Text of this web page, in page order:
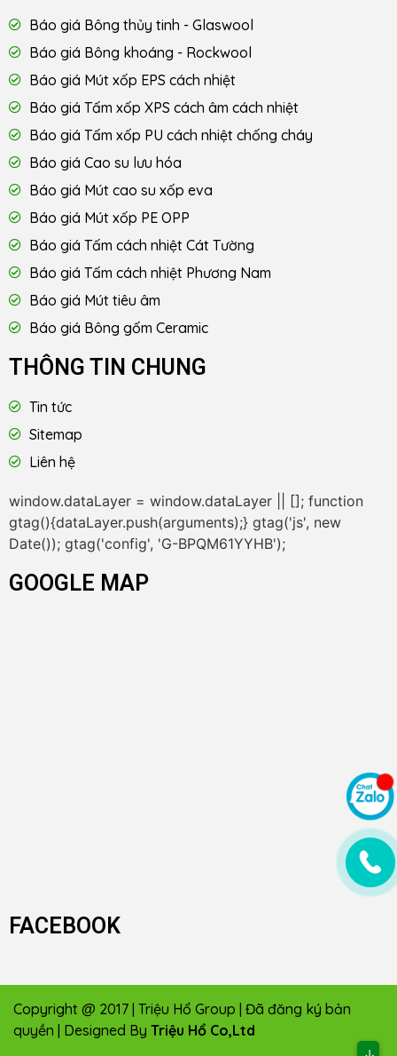
Báo giá Bông thủy tinh - Glaswool
Báo giá Bông khoáng - Rockwool
Báo giá Mút xốp EPS cách nhiệt
Báo giá Tấm xốp XPS cách âm cách nhiệt
Báo giá Tấm xốp PU cách nhiệt chống cháy
Báo giá Cao su lưu hóa
Báo giá Mút cao su xốp eva
Báo giá Mút xốp PE OPP
Báo giá Tấm cách nhiệt Cát Tường
Báo giá Tấm cách nhiệt Phương Nam
Báo giá Mút tiêu âm
Báo giá Bông gốm Ceramic
THÔNG TIN CHUNG
Tin tức
Sitemap
Liên hệ
window.dataLayer = window.dataLayer || []; function
gtag(){dataLayer.push(arguments);} gtag('js', new
Date()); gtag('config', 'G-BPQM61YYHB');
GOOGLE MAP
FACEBOOK
Copyright @ 2017 | Triệu Hổ Group | Đã đăng ký bản
quyền | Designed By Triệu Hổ Co,Ltd